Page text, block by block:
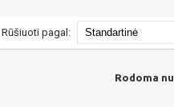
Rūšiuoti pagal:
Rodoma